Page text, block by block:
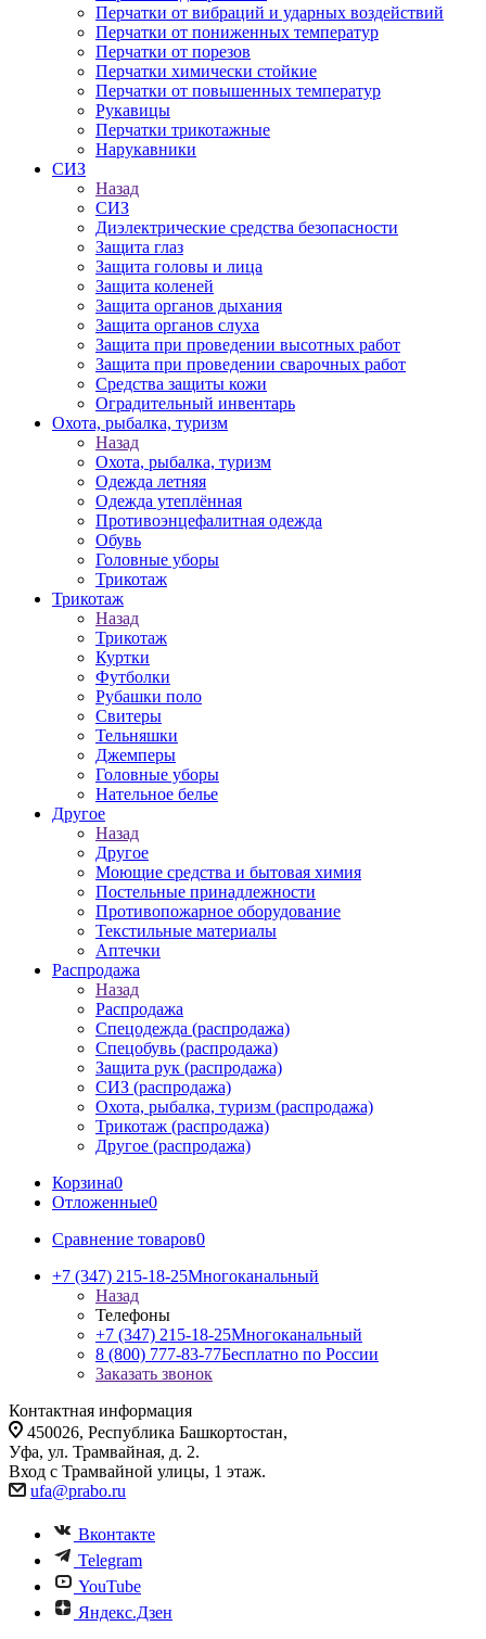
Перчатки от вибраций и ударных воздействий
Перчатки от пониженных температур
Перчатки от порезов
Перчатки химически стойкие
Перчатки от повышенных температур
Рукавицы
Перчатки трикотажные
Нарукавники
СИЗ
Назад
СИЗ
Диэлектрические средства безопасности
Защита глаз
Защита головы и лица
Защита коленей
Защита органов дыхания
Защита органов слуха
Защита при проведении высотных работ
Защита при проведении сварочных работ
Средства защиты кожи
Оградительный инвентарь
Охота, рыбалка, туризм
Назад
Охота, рыбалка, туризм
Одежда летняя
Одежда утеплённая
Противоэнцефалитная одежда
Обувь
Головные уборы
Трикотаж
Трикотаж
Назад
Трикотаж
Куртки
Футболки
Рубашки поло
Свитеры
Тельняшки
Джемперы
Головные уборы
Нательное белье
Другое
Назад
Другое
Моющие средства и бытовая химия
Постельные принадлежности
Противопожарное оборудование
Текстильные материалы
Аптечки
Распродажа
Назад
Распродажа
Спецодежда (распродажа)
Спецобувь (распродажа)
Защита рук (распродажа)
СИЗ (распродажа)
Охота, рыбалка, туризм (распродажа)
Трикотаж (распродажа)
Другое (распродажа)
Корзина0
Отложенные0
Сравнение товаров0
+7 (347) 215-18-25Многоканальный
Назад
Телефоны
+7 (347) 215-18-25Многоканальный
8 (800) 777-83-77Бесплатно по России
Заказать звонок
Контактная информация
450026, Республика Башкортостан,
Уфа, ул. Трамвайная, д. 2.
Вход с Трамвайной улицы, 1 этаж.
ufa@prabo.ru
Вконтакте
Telegram
YouTube
Яндекс.Дзен